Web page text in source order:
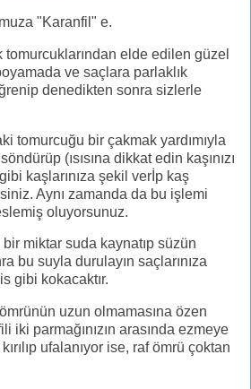
"Karanfil" e.
tomurcuklarından elde edilen güzel
ve saçlara parlaklık
denedikten sonra sizlerle
tomurcuğu bir çakmak yardımıyla
(ısısına dikkat edin kaşınızı
kaşlarınıza şekil verİp kaş
Aynı zamanda da bu işlemi
oluyorsunuz.
miktar suda kaynatıp süzün
bu suyla durulayın saçlarınıza
gibi kokacaktır.
uzun olmamasına özen
iki parmağınızın arasında ezmeye
ufalanıyor ise, raf ömrü çoktan